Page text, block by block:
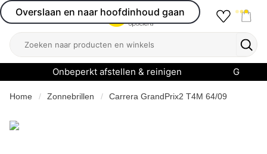
Overslaan en naar hoofdinhoud gaan
Open menu
Zoeken
Onbeperkt afstellen & reinigen
Home Zonnebrillen Carrera GrandPrix2 T4M 64/09